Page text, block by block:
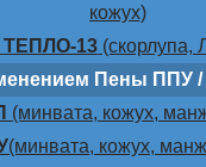
кожух)
ТЕПЛО-13(скорлупа,
Пены ППУ
(минвата, кожух,
(минвата, кожух,